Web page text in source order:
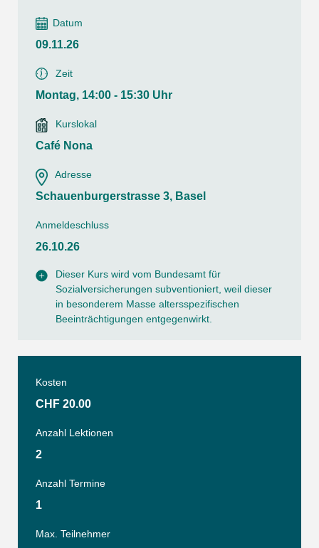
Datum
09.11.26
Zeit
Montag, 14:00 - 15:30 Uhr
Kurslokal
Café Nona
Adresse
Schauenburgerstrasse 3, Basel
Anmeldeschluss
26.10.26
Dieser Kurs wird vom Bundesamt für
Sozialversicherungen subventioniert, weil dieser
in besonderem Masse altersspezifischen
Beeinträchtigungen entgegenwirkt.
Kosten
CHF 20.00
Anzahl Lektionen
2
Anzahl Termine
1
Max. Teilnehmer